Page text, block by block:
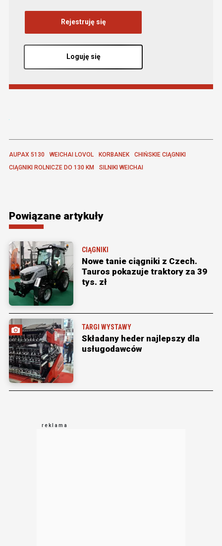
Rejestruję się
Loguję się
AUPAX 5130 WEICHAI LOVOL KORBANEK
CHIŃSKIE CIĄGNIKI
CIĄGNIKI ROLNICZE DO 130 KM
SILNIKI WEICHAI
Powiązane artykuły
CIĄGNIKI
Nowe tanie ciągniki z Czech.
Tauros pokazuje traktory za 39
tys. zł
TARGI WYSTAWY
Składany heder najlepszy dla
usługodawców